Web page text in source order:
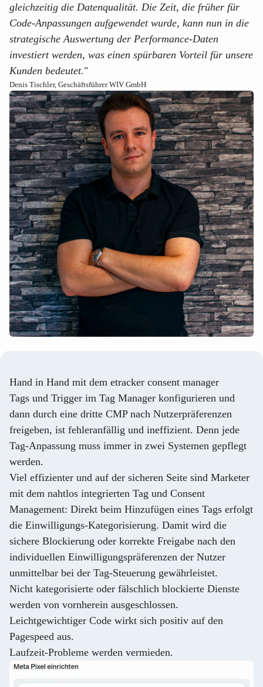
gleichzeitig die Datenqualität. Die Zeit, die früher für
Code-Anpassungen aufgewendet wurde, kann nun in die
strategische Auswertung der Performance-Daten
investiert werden, was einen spürbaren Vorteil für unsere
Kunden bedeutet."
Denis Tischler, GeschäftsführerWIV GmbH
Hand in Hand mit dem etracker consent manager
Tags und Trigger im Tag Manager konfigurieren und
dann durch eine dritte CMP nach Nutzerpräferenzen
freigeben, ist fehleranfällig und ineffizient. Denn jede
Tag-Anpassung muss immer in zwei Systemen gepflegt
werden.
Viel effizienter und auf der sicheren Seite sind Marketer
mit dem nahtlos integrierten Tag und Consent
Management: Direkt beim Hinzufügen eines Tags erfolgt
die Einwilligungs-Kategorisierung. Damit wird die
sichere Blockierung oder korrekte Freigabe nach den
individuellen Einwilligungspräferenzen der Nutzer
unmittelbar bei der Tag-Steuerung gewährleistet.
Nicht kategorisierte oder fälschlich blockierte Dienste
werden von vornherein ausgeschlossen.
Leichtgewichtiger Code wirkt sich positiv auf den
Pagespeed aus.
Laufzeit-Probleme werden vermieden.